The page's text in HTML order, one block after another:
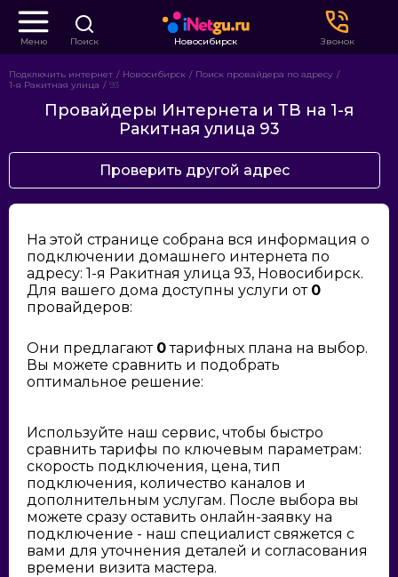
Меню Поиск Новосибирск Звонок
Подключить интернет Новосибирск
Поиск провайдера по адресу
1-я Ракитная улица
93
Провайдеры Интернета и ТВ на 1-я
Ракитная улица 93
Проверить другой адрес
На этой странице собрана вся информация о
подключении домашнего интернета по
адресу: 1-я Ракитная улица 93, Новосибирск.
Для вашего дома доступны услуги от 0
провайдеров:
Они предлагают 0тарифных плана на выбор.
Вы можете сравнить и подобрать
оптимальное решение:
Используйте наш сервис, чтобы быстро
сравнить тарифы по ключевым параметрам:
скорость подключения, цена, тип
подключения, количество каналов и
дополнительным услугам. После выбора вы
можете сразу оставить онлайн-заявку на
подключение - наш специалист свяжется с
вами для уточнения деталей и согласования
времени визита мастера.